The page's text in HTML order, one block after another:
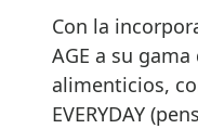
Con la
AGE a su
alimenticios,
EVERYDAY